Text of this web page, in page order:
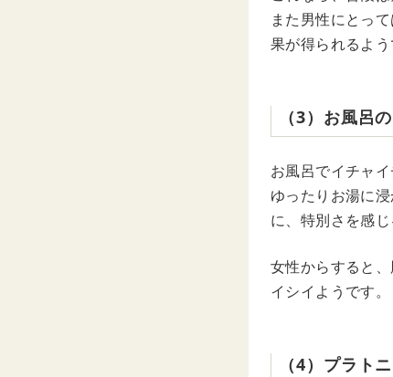
また男性にとっ
果が得られるよう
（3）お風呂
お風呂でイチャ
ゆったりお湯に
に、特別さを感じ
女性からすると
イシイようです。
（4）プラト